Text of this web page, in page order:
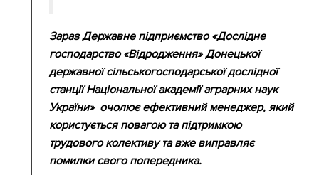
Зараз Державне підприємство «Дослідне
господарство «Відродження» Донецької
державної сільськогосподарської дослідної
станції Національної академії аграрних наук
України» очолює ефективний менеджер, який
користується повагою та підтримкою
трудового колективу та вже виправляє
помилки свого попередника.